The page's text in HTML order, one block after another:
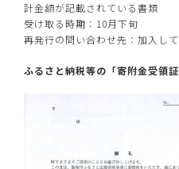
計金額が記載されている書類
受け取る時期：10月下旬
再発行の問い合わせ先：加入し
ふるさと納税等の「寄附金受領証